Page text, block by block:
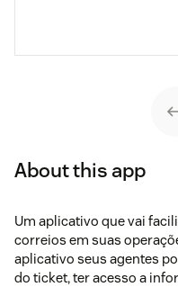
About this app
Um aplicativo que vai
correios em suas
aplicativo seus agentes
do ticket, ter acesso a